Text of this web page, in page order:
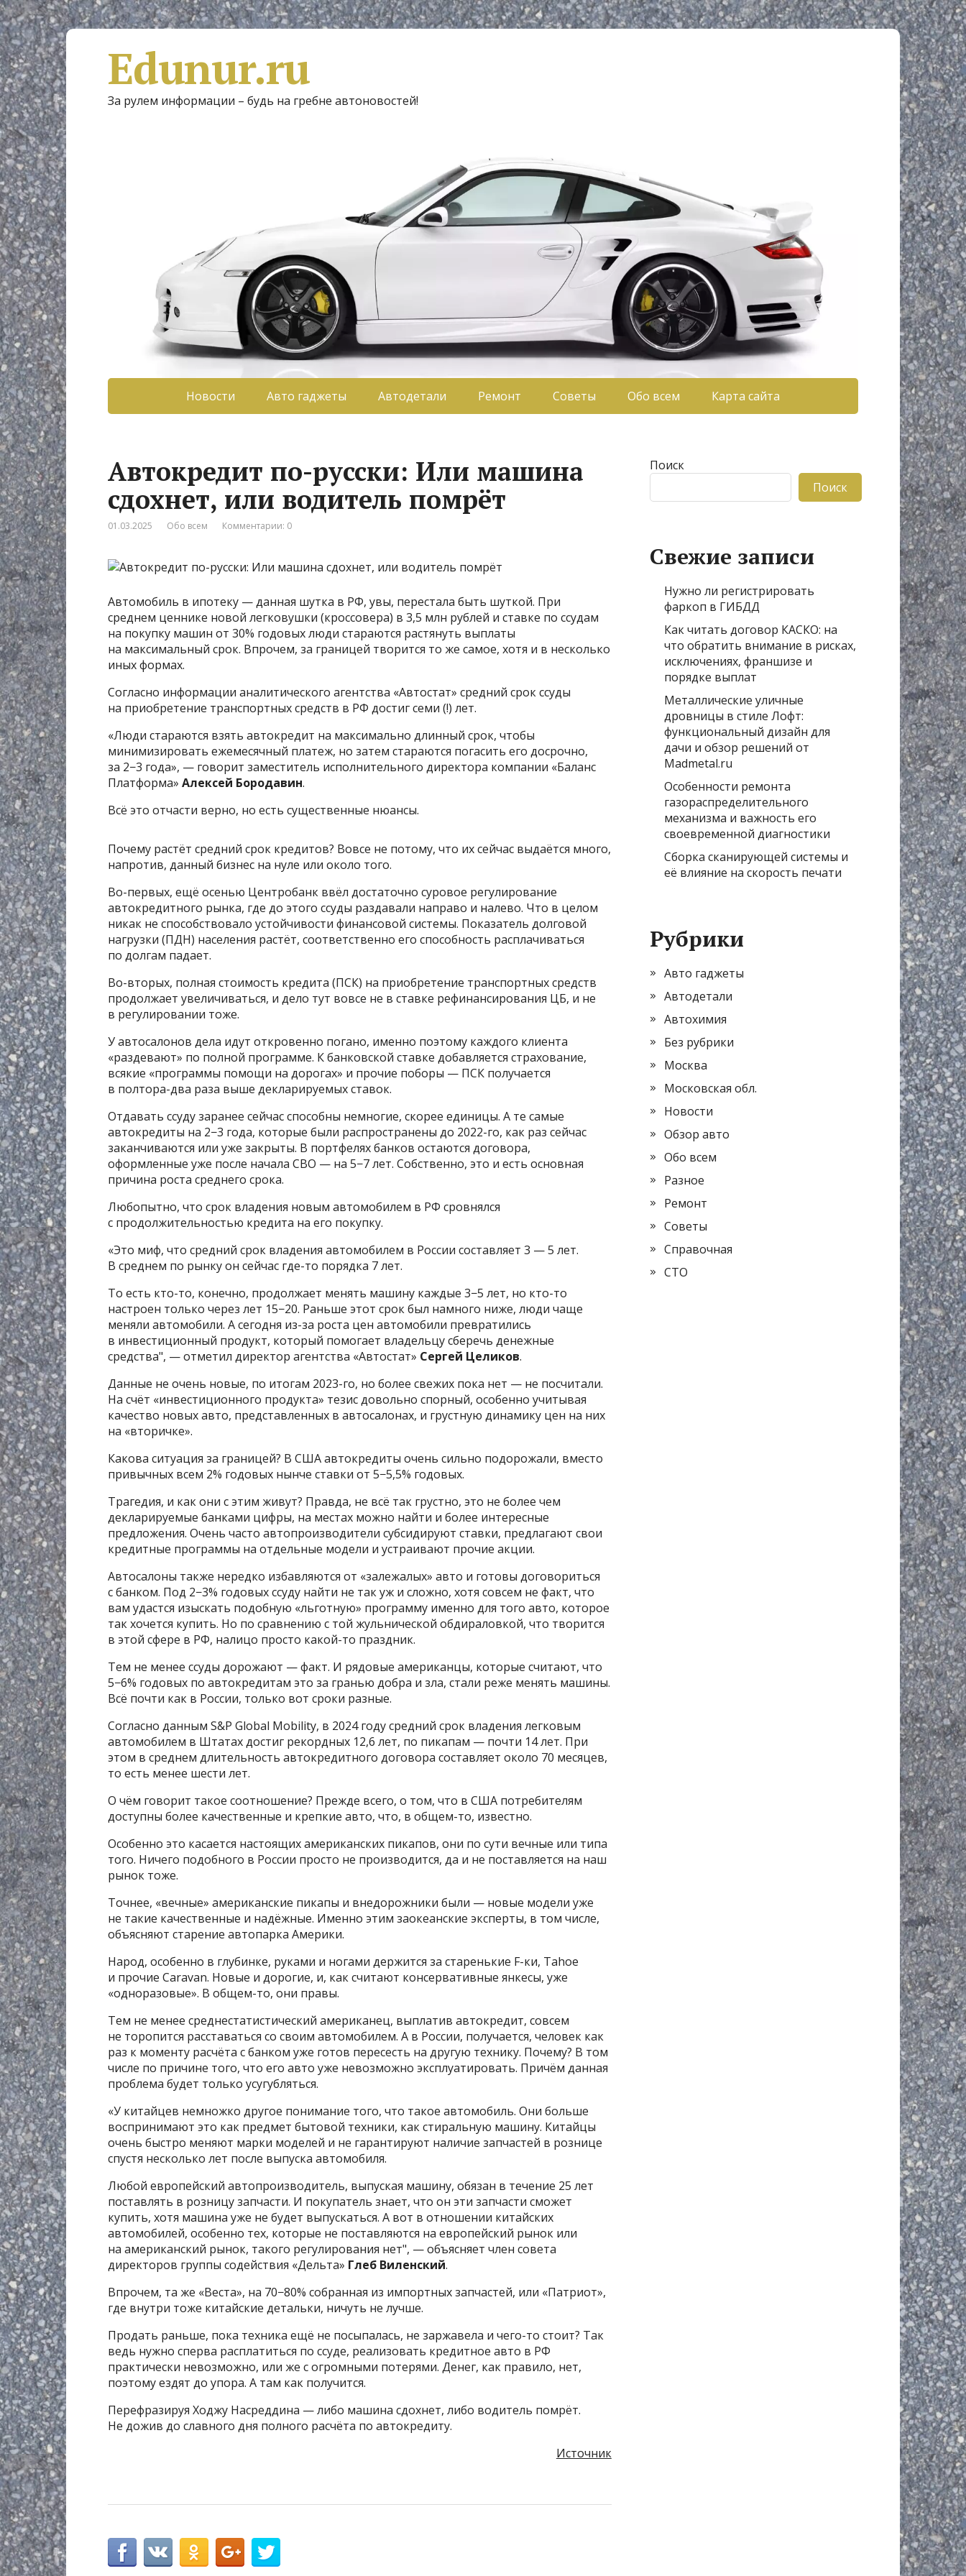
Edunur.ru
За рулем информации – будь на гребне автоновостей!
Новости Авто гаджеты Автодетали Ремонт Советы Обо всем Карта сайта
Автокредит по-русски: Или машина
сдохнет, или водитель помрёт
01.03.2025 Обо всем Комментарии: 0
Автомобиль в ипотеку — данная шутка в РФ, увы, перестала быть шуткой. При
среднем ценнике новой легковушки (кроссовера) в 3,5 млн рублей и ставке по ссудам
на покупку машин от 30% годовых люди стараются растянуть выплаты
на максимальный срок. Впрочем, за границей творится то же самое, хотя и в несколько
иных формах.
Согласно информации аналитического агентства «Автостат» средний срок ссуды
на приобретение транспортных средств в РФ достиг семи (!) лет.
«Люди стараются взять автокредит на максимально длинный срок, чтобы
минимизировать ежемесячный платеж, но затем стараются погасить его досрочно,
за 2−3 года», — говорит заместитель исполнительного директора компании «Баланс
Платформа» Алексей Бородавин.
Всё это отчасти верно, но есть существенные нюансы.
Почему растёт средний срок кредитов? Вовсе не потому, что их сейчас выдаётся много,
напротив, данный бизнес на нуле или около того.
Во-первых, ещё осенью Центробанк ввёл достаточно суровое регулирование
автокредитного рынка, где до этого ссуды раздавали направо и налево. Что в целом
никак не способствовало устойчивости финансовой системы. Показатель долговой
нагрузки (ПДН) населения растёт, соответственно его способность расплачиваться
по долгам падает.
Во-вторых, полная стоимость кредита (ПСК) на приобретение транспортных средств
продолжает увеличиваться, и дело тут вовсе не в ставке рефинансирования ЦБ, и не
в регулировании тоже.
У автосалонов дела идут откровенно погано, именно поэтому каждого клиента
«раздевают» по полной программе. К банковской ставке добавляется страхование,
всякие «программы помощи на дорогах» и прочие поборы — ПСК получается
в полтора-два раза выше декларируемых ставок.
Отдавать ссуду заранее сейчас способны немногие, скорее единицы. А те самые
автокредиты на 2−3 года, которые были распространены до 2022-го, как раз сейчас
заканчиваются или уже закрыты. В портфелях банков остаются договора,
оформленные уже после начала СВО — на 5−7 лет. Собственно, это и есть основная
причина роста среднего срока.
Любопытно, что срок владения новым автомобилем в РФ сровнялся
с продолжительностью кредита на его покупку.
«Это миф, что средний срок владения автомобилем в России составляет 3 — 5 лет.
В среднем по рынку он сейчас где-то порядка 7 лет.
То есть кто-то, конечно, продолжает менять машину каждые 3−5 лет, но кто-то
настроен только через лет 15−20. Раньше этот срок был намного ниже, люди чаще
меняли автомобили. А сегодня из-за роста цен автомобили превратились
в инвестиционный продукт, который помогает владельцу сберечь денежные
средства", — отметил директор агентства «Автостат» Сергей Целиков.
Данные не очень новые, по итогам 2023-го, но более свежих пока нет — не посчитали.
На счёт «инвестиционного продукта» тезис довольно спорный, особенно учитывая
качество новых авто, представленных в автосалонах, и грустную динамику цен на них
на «вторичке».
Какова ситуация за границей? В США автокредиты очень сильно подорожали, вместо
привычных всем 2% годовых нынче ставки от 5−5,5% годовых.
Трагедия, и как они с этим живут? Правда, не всё так грустно, это не более чем
декларируемые банками цифры, на местах можно найти и более интересные
предложения. Очень часто автопроизводители субсидируют ставки, предлагают свои
кредитные программы на отдельные модели и устраивают прочие акции.
Автосалоны также нередко избавляются от «залежалых» авто и готовы договориться
с банком. Под 2−3% годовых ссуду найти не так уж и сложно, хотя совсем не факт, что
вам удастся изыскать подобную «льготную» программу именно для того авто, которое
так хочется купить. Но по сравнению с той жульнической обдираловкой, что творится
в этой сфере в РФ, налицо просто какой-то праздник.
Тем не менее ссуды дорожают — факт. И рядовые американцы, которые считают, что
5−6% годовых по автокредитам это за гранью добра и зла, стали реже менять машины.
Всё почти как в России, только вот сроки разные.
Согласно данным S&P Global Mobility, в 2024 году средний срок владения легковым
автомобилем в Штатах достиг рекордных 12,6 лет, по пикапам — почти 14 лет. При
этом в среднем длительность автокредитного договора составляет около 70 месяцев,
то есть менее шести лет.
О чём говорит такое соотношение? Прежде всего, о том, что в США потребителям
доступны более качественные и крепкие авто, что, в общем-то, известно.
Особенно это касается настоящих американских пикапов, они по сути вечные или типа
того. Ничего подобного в России просто не производится, да и не поставляется на наш
рынок тоже.
Точнее, «вечные» американские пикапы и внедорожники были — новые модели уже
не такие качественные и надёжные. Именно этим заокеанские эксперты, в том числе,
объясняют старение автопарка Америки.
Народ, особенно в глубинке, руками и ногами держится за старенькие F-ки, Tahoe
и прочие Caravan. Новые и дорогие, и, как считают консервативные янкесы, уже
«одноразовые». В общем-то, они правы.
Тем не менее среднестатистический американец, выплатив автокредит, совсем
не торопится расставаться со своим автомобилем. А в России, получается, человек как
раз к моменту расчёта с банком уже готов пересесть на другую технику. Почему? В том
числе по причине того, что его авто уже невозможно эксплуатировать. Причём данная
проблема будет только усугубляться.
«У китайцев немножко другое понимание того, что такое автомобиль. Они больше
воспринимают это как предмет бытовой техники, как стиральную машину. Китайцы
очень быстро меняют марки моделей и не гарантируют наличие запчастей в рознице
спустя несколько лет после выпуска автомобиля.
Любой европейский автопроизводитель, выпуская машину, обязан в течение 25 лет
поставлять в розницу запчасти. И покупатель знает, что он эти запчасти сможет
купить, хотя машина уже не будет выпускаться. А вот в отношении китайских
автомобилей, особенно тех, которые не поставляются на европейский рынок или
на американский рынок, такого регулирования нет", — объясняет член совета
директоров группы содействия «Дельта» Глеб Виленский.
Впрочем, та же «Веста», на 70−80% собранная из импортных запчастей, или «Патриот»,
где внутри тоже китайские детальки, ничуть не лучше.
Продать раньше, пока техника ещё не посыпалась, не заржавела и чего-то стоит? Так
ведь нужно сперва расплатиться по ссуде, реализовать кредитное авто в РФ
практически невозможно, или же с огромными потерями. Денег, как правило, нет,
поэтому ездят до упора. А там как получится.
Перефразируя Ходжу Насреддина — либо машина сдохнет, либо водитель помрёт.
Не дожив до славного дня полного расчёта по автокредиту.
Источник
Поиск
Поиск
Свежие записи
Нужно ли регистрировать
фаркоп в ГИБДД
Как читать договор КАСКО: на
что обратить внимание в рисках,
исключениях, франшизе и
порядке выплат
Металлические уличные
дровницы в стиле Лофт:
функциональный дизайн для
дачи и обзор решений от
Madmetal.ru
Особенности ремонта
газораспределительного
механизма и важность его
своевременной диагностики
Сборка сканирующей системы и
её влияние на скорость печати
Рубрики
Авто гаджеты
Автодетали
Автохимия
Без рубрики
Москва
Московская обл.
Новости
Обзор авто
Обо всем
Разное
Ремонт
Советы
Справочная
СТО